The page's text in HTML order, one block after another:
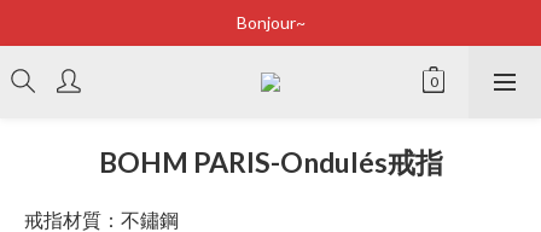
Bonjour~
Bonjour~
立即加入會員享有100元購物金
Bonjour~
BOHM PARIS-Ondulés戒指
戒指材質：不鏽鋼